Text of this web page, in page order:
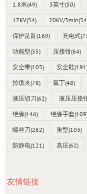
1.8米(49) 3英寸(50)
17KV(54) 20KV/3min
保护足趾(169) 充电式
功能型(55) 压接钳(64)
安全带(105) 安全鞋
拉缆夹(78) 氯丁(48)
液压切刀(62) 液压压接
绝缘(146) 绝缘手套
螺丝刀(262) 重型(103)
防静电(121) 高压(62)
友情链接